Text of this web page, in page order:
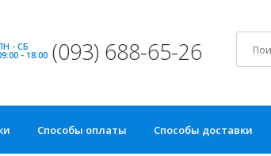
- СБ
- 18:00 (093) 688-65-26
Способы оплаты Способы доставки